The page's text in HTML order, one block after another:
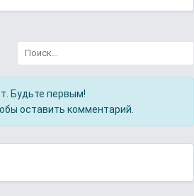
Будьте первым!
оставить комментарий.